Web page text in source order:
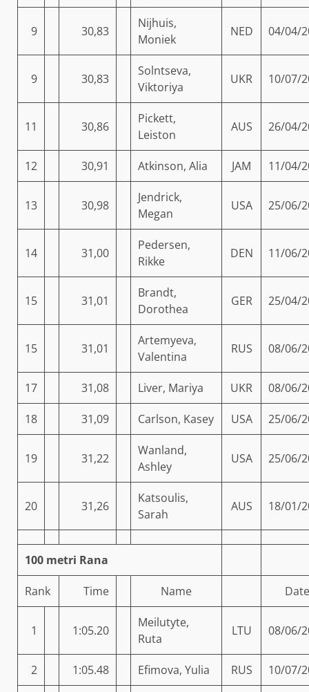
9 30,83
Nijhuis,
Moniek
NED 04/04/
9 30,83
Solntseva,
Viktoriya
UKR 10/07/
11 30,86
Pickett,
Leiston
AUS 26/04/
12 30,91 Atkinson, Alia JAM 11/04/
13 30,98
Jendrick,
Megan
USA 25/06/
14 31,00
Pedersen,
Rikke
DEN 11/06/
15 31,01
Brandt,
Dorothea
GER 25/04/
15 31,01
Artemyeva,
Valentina
RUS 08/06/
17 31,08 Liver, Mariya UKR 08/06/
18 31,09 Carlson, Kasey USA 25/06/
19 31,22
Wanland,
Ashley
USA 25/06/
20 31,26
Katsoulis,
Sarah
AUS 18/01/
100 metri Rana
Rank Time Name Date
1 1:05.20
Meilutyte,
Ruta
LTU 08/06/
2 1:05.48 Efimova, Yulia RUS 10/07/